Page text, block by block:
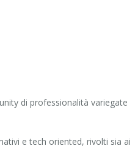
di professionalità variegate
e tech oriented, rivolti sia ai